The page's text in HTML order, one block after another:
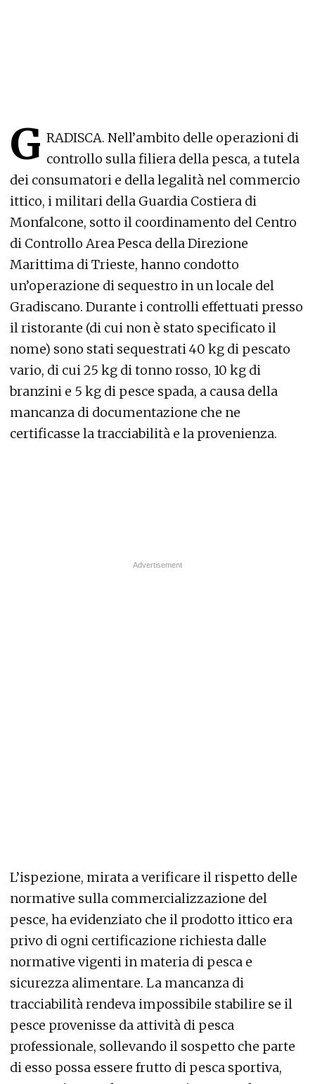
G RADISCA. Nell’ambito delle operazioni di
controllo sulla filiera della pesca, a tutela
dei consumatori e della legalità nel commercio
ittico, i militari della Guardia Costiera di
Monfalcone, sotto il coordinamento del Centro
di Controllo Area Pesca della Direzione
Marittima di Trieste, hanno condotto
un’operazione di sequestro in un locale del
Gradiscano. Durante i controlli effettuati presso
il ristorante (di cui non è stato specificato il
nome) sono stati sequestrati 40 kg di pescato
vario, di cui 25 kg di tonno rosso, 10 kg di
branzini e 5 kg di pesce spada, a causa della
mancanza di documentazione che ne
certificasse la tracciabilità e la provenienza.
L’ispezione, mirata a verificare il rispetto delle
normative sulla commercializzazione del
pesce, ha evidenziato che il prodotto ittico era
privo di ogni certificazione richiesta dalle
normative vigenti in materia di pesca e
sicurezza alimentare. La mancanza di
tracciabilità rendeva impossibile stabilire se il
pesce provenisse da attività di pesca
professionale, sollevando il sospetto che parte
di esso possa essere frutto di pesca sportiva,